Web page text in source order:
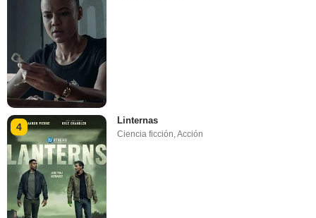
4
Linternas
Ciencia ficción ,Acción